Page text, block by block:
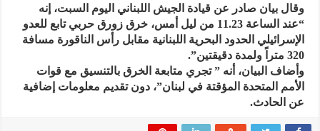
وقال بيان صادر عن قيادة الجيش اللبناني اليوم السبت، إنه
“عند الساعة 11.23 من ليل أمس، خرق زورق حربي تابع للعدو
الإسرائيلي الحدود البحرية اللبنانية مقابل رأس الناقورة مسافة
320 متراً ولمدة دقيقتين”.
وأضاف البيان، أنه ” تجري متابعة الخرق بالتنسيق مع قوات
الأمم المتحدة المؤقتة في لبنان”، دون تقديم معلومات إضافية
عن الحادث.